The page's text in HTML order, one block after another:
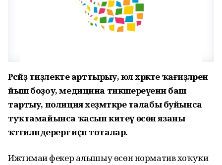
Рәсәйҙә тиҙлекте арттырыу, юл хәрәкәте ҡағиҙәләрен
йыш боҙоу, медицина тикшереүенән баш
тартыу, полиция хеҙмәткәре талабы буйынса
туҡтамайынса ҡасып китеү өсөн язаны
ҡәтғиләндерергә иҫәп тоталар.
Ижтимағи фекер алышыу өсөн норматив хоҡуҡи